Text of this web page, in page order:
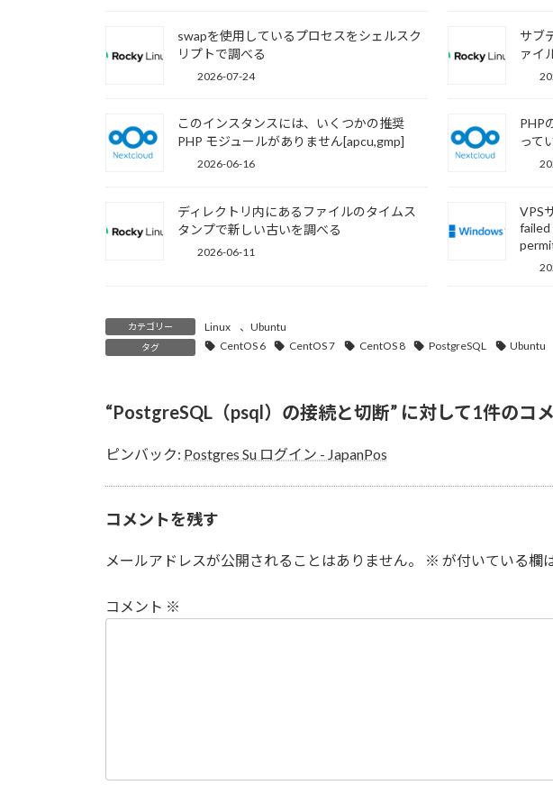
swapを使用しているプロセスをシェルスク
リプトで調べる
2026-07-24
サブ
ァイ
このインスタンスには、いくつかの推奨
PHP モジュールがありません[apcu,gmp]
2026-06-16
PHP
って
ディレクトリ内にあるファイルのタイムス
タンプで新しい古いを調べる
2026-06-11
VPS
カテゴリー Linux 、 Ubuntu
タグ CentOS 6 CentOS 7 CentOS 8 PostgreSQL Ubuntu
“PostgreSQL（psql）の接続と切断” に対して1件のコ
ピンバック: Postgres Su ログイン - JapanPos
コメントを残す
メールアドレスが公開されることはありません。 ※ が付いている欄
コメント ※